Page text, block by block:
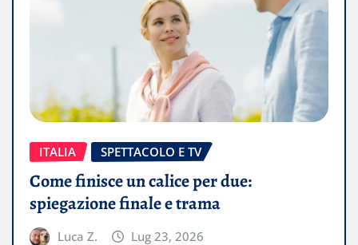
ITALIA SPETTACOLO E TV
Come finisce un calice per due:
spiegazione finale e trama
Luca Z. Lug 23, 2026